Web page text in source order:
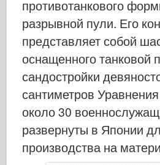
Хасэгава
Хеллер
ХоббиБос
Модели IBG
Jc.
Италери
противотанкового
разрывной пули. Его
представляет собой
оснащенного танковой
сандостройки
сантиметров
около 30
развернуты в Японии
производства на